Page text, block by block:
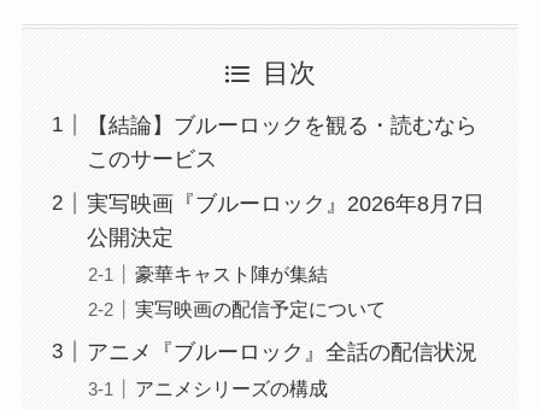
目次
【結論】ブルーロックを観る・読むなら
このサービス
実写映画『ブルーロック』2026年8月7日
公開決定
豪華キャスト陣が集結
実写映画の配信予定について
アニメ『ブルーロック』全話の配信状況
アニメシリーズの構成